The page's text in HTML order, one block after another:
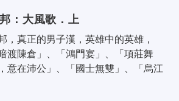
：大風歌．上
，真正的男子漢，英雄中的英雄，
暗渡陳倉」、「鴻門宴」、「項莊舞
意在沛公」、「國士無雙」、「烏江